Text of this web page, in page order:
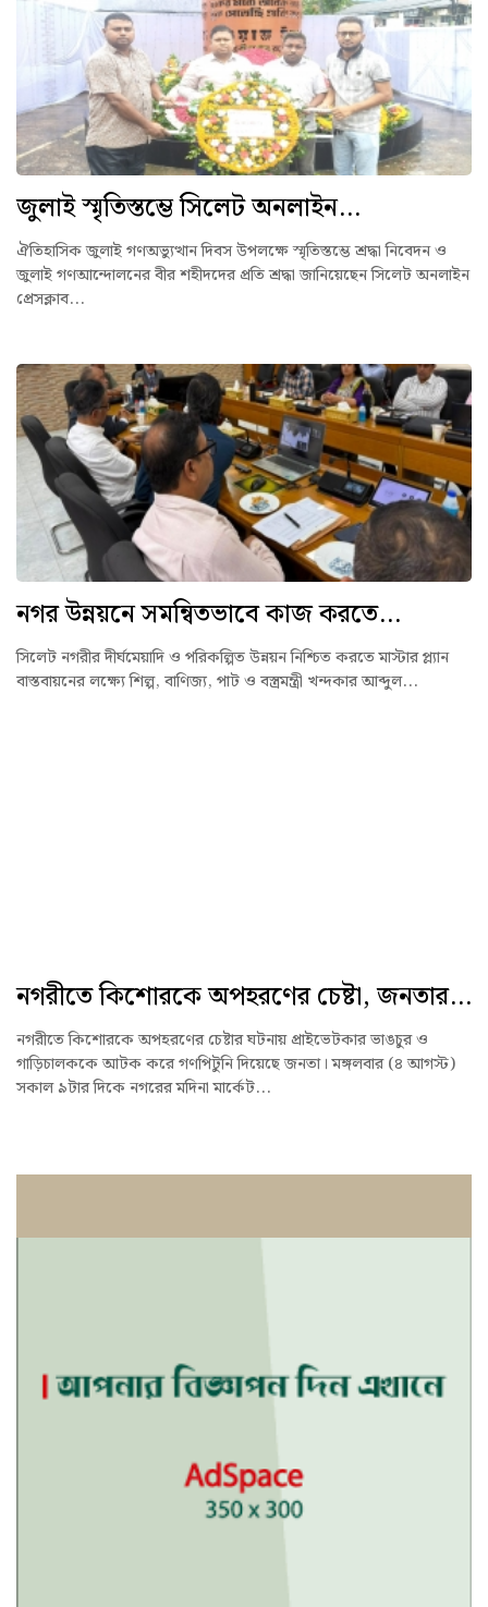
জুলাই স্মৃতিস্তম্ভে সিলেট অনলাইন...
ঐতিহাসিক জুলাই গণঅভ্যুত্থান দিবস উপলক্ষে স্মৃতিস্তম্ভে শ্রদ্ধা নিবেদন ও
জুলাই গণআন্দোলনের বীর শহীদদের প্রতি শ্রদ্ধা জানিয়েছেন সিলেট অনলাইন
প্রেসক্লাব...
নগর উন্নয়নে সমন্বিতভাবে কাজ করতে...
সিলেট নগরীর দীর্ঘমেয়াদি ও পরিকল্পিত উন্নয়ন নিশ্চিত করতে মাস্টার প্ল্যান
বাস্তবায়নের লক্ষ্যে শিল্প, বাণিজ্য, পাট ও বস্ত্রমন্ত্রী খন্দকার আব্দুল...
নগরীতে কিশোরকে অপহরণের চেষ্টা, জনতার...
নগরীতে কিশোরকে অপহরণের চেষ্টার ঘটনায় প্রাইভেটকার ভাঙচুর ও
গাড়িচালককে আটক করে গণপিটুনি দিয়েছে জনতা। মঙ্গলবার (৪ আগস্ট)
সকাল ৯টার দিকে নগরের মদিনা মার্কেট...